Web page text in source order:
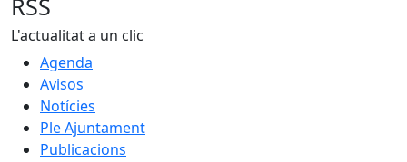
L'actualitat a un clic
Agenda
Avisos
Notícies
Ple Ajuntament
Publicacions